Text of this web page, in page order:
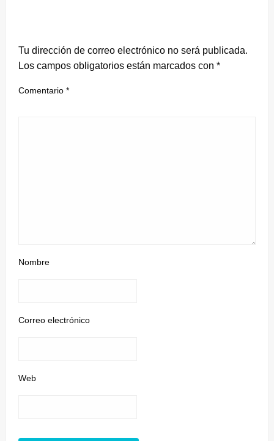
Tu dirección de correo electrónico no será publicada.
Los campos obligatorios están marcados con *
Comentario *
Nombre
Correo electrónico
Web